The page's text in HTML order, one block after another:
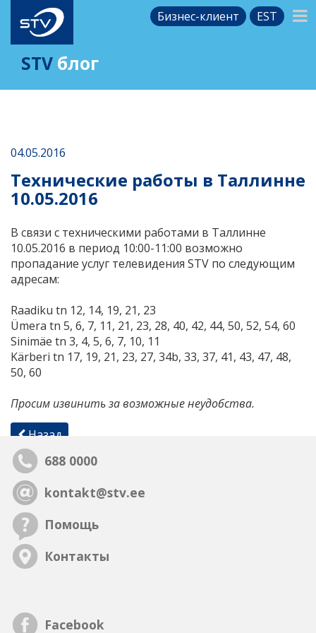
Бизнес-клиент EST
STV блог
04.05.2016
Технические работы в Таллинне
10.05.2016
В связи с техническими работами в Таллинне
10.05.2016 в период 10:00-11:00 возможно
пропадание услуг телевидения STV по следующим
адресам:
Raadiku tn 12, 14, 19, 21, 23
Ümera tn 5, 6, 7, 11, 21, 23, 28, 40, 42, 44, 50, 52, 54, 60
Sinimäe tn 3, 4, 5, 6, 7, 10, 11
Kärberi tn 17, 19, 21, 23, 27, 34b, 33, 37, 41, 43, 47, 48,
50, 60
Просим извинить за возможные неудобства.
Назад
688 0000
kontakt@stv.ee
Помощь
Контакты
Facebook